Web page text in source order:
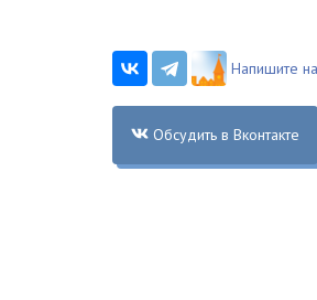
Напишите
Обсудить в Вконтакте